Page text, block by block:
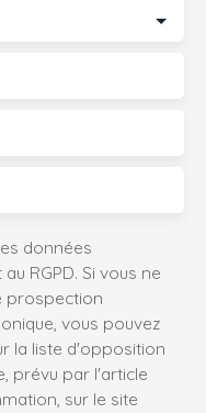
données
RGPD. Si vous ne
prospection
vous pouvez
la liste d'opposition
prévu par l'article
sur le site